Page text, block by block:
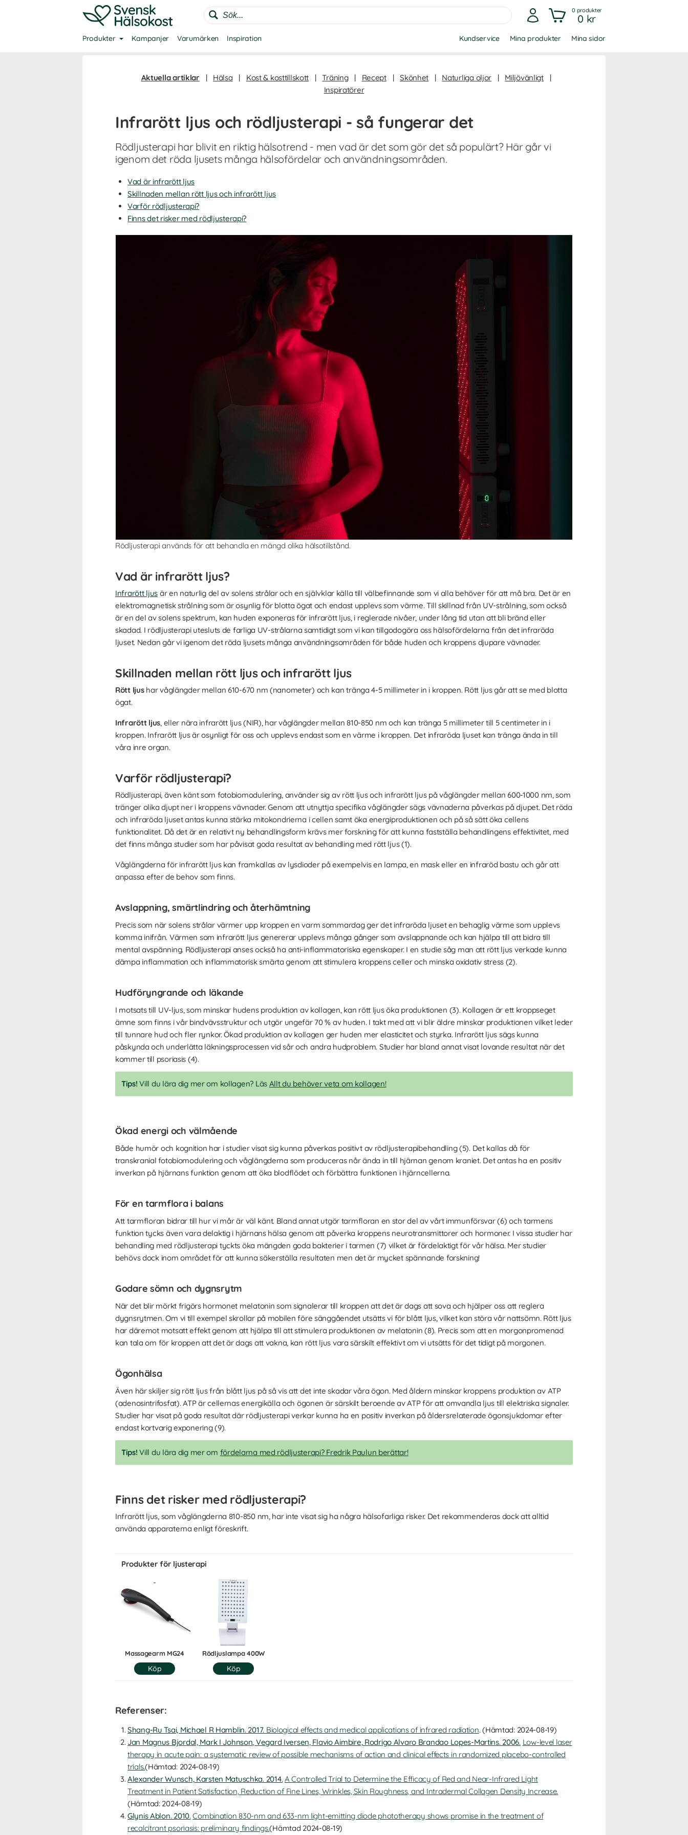
0 produkter
0 kr
Produkter Kampanjer Varumärken Inspiration Kundservice Mina produkter Mina sidor
Aktuella artiklar | Hälsa | Kost & kosttillskott | Träning | Recept | Skönhet | Naturliga oljor | Miljövänligt
|
Inspiratörer
Infrarött ljus och rödljusterapi - så fungerar det
Rödljusterapi har blivit en riktig hälsotrend - men vad är det som gör det så populärt? Här går vi
igenom det röda ljusets många hälsofördelar och användningsområden.
Vad är infrarött ljus
Skillnaden mellan rött ljus och infrarött ljus
Varför rödljusterapi?
Finns det risker med rödljusterapi?
Rödljusterapi används för att behandla en mängd olika hälsotillstånd.
Vad är infrarött ljus?
Infrarött ljus är en naturlig del av solens strålar och en självklar källa till välbefinnande som vi alla behöver för att må bra. Det är en
elektromagnetisk strålning som är osynlig för blotta ögat och endast upplevs som värme. Till skillnad från UV-strålning, som också
är en del av solens spektrum, kan huden exponeras för infrarött ljus, i reglerade nivåer, under lång tid utan att bli bränd eller
skadad. I rödljusterapi utesluts de farliga UV-strålarna samtidigt som vi kan tillgodogöra oss hälsofördelarna från det infraröda
ljuset. Nedan går vi igenom det röda ljusets många användningsområden för både huden och kroppens djupare vävnader.
Skillnaden mellan rött ljus och infrarött ljus
Rött ljushar våglängder mellan 610-670 nm (nanometer) och kan tränga 4-5 millimeter in i kroppen. Rött ljus går att se med blotta
ögat.
Infrarött ljus, eller nära infrarött ljus (NIR), har våglängder mellan 810-850 nm och kan tränga 5 millimeter till 5 centimeter in i
kroppen. Infrarött ljus är osynligt för oss och upplevs endast som en värme i kroppen. Det infraröda ljuset kan tränga ända in till
våra inre organ.
Varför rödljusterapi?
Rödljusterapi, även känt som fotobiomodulering, använder sig av rött ljus och infrarött ljus på våglängder mellan 600-1000 nm, som
tränger olika djupt ner i kroppens vävnader. Genom att utnyttja specifika våglängder sägs vävnaderna påverkas på djupet. Det röda
och infraröda ljuset antas kunna stärka mitokondrierna i cellen samt öka energiproduktionen och på så sätt öka cellens
funktionalitet. Då det är en relativt ny behandlingsform krävs mer forskning för att kunna fastställa behandlingens effektivitet, med
det finns många studier som har påvisat goda resultat av behandling med rött ljus (1).
Våglängderna för infrarött ljus kan framkallas av lysdioder på exempelvis en lampa, en mask eller en infraröd bastu och går att
anpassa efter de behov som finns.
Avslappning, smärtlindring och återhämtning
Precis som när solens strålar värmer upp kroppen en varm sommardag ger det infraröda ljuset en behaglig värme som upplevs
komma inifrån. Värmen som infrarött ljus genererar upplevs många gånger som avslappnande och kan hjälpa till att bidra till
mental avspänning. Rödljusterapi anses också ha anti-inflammatoriska egenskaper. I en studie såg man att rött ljus verkade kunna
dämpa inflammation och inflammatorisk smärta genom att stimulera kroppens celler och minska oxidativ stress (2).
Hudföryngrande och läkande
I motsats till UV-ljus, som minskar hudens produktion av kollagen, kan rött ljus öka produktionen (3). Kollagen är ett kroppseget
ämne som finns i vår bindvävsstruktur och utgör ungefär 70 % av huden. I takt med att vi blir äldre minskar produktionen vilket leder
till tunnare hud och fler rynkor. Ökad produktion av kollagen ger huden mer elasticitet och styrka. Infrarött ljus sägs kunna
påskynda och underlätta läkningsprocessen vid sår och andra hudproblem. Studier har bland annat visat lovande resultat när det
kommer till psoriasis (4).
Tips! Vill du lära dig mer om kollagen? Läs Allt du behöver veta om kollagen!
Ökad energi och välmående
Både humör och kognition har i studier visat sig kunna påverkas positivt av rödljusterapibehandling (5). Det kallas då för
transkranial fotobiomodulering och våglängderna som produceras når ända in till hjärnan genom kraniet. Det antas ha en positiv
inverkan på hjärnans funktion genom att öka blodflödet och förbättra funktionen i hjärncellerna.
För en tarmflora i balans
Att tarmfloran bidrar till hur vi mår är väl känt. Bland annat utgör tarmfloran en stor del av vårt immunförsvar (6) och tarmens
funktion tycks även vara delaktig i hjärnans hälsa genom att påverka kroppens neurotransmittorer och hormoner. I vissa studier har
behandling med rödljusterapi tyckts öka mängden goda bakterier i tarmen (7) vilket är fördelaktigt för vår hälsa. Mer studier
behövs dock inom området för att kunna säkerställa resultaten men det är mycket spännande forskning!
Godare sömn och dygnsrytm
När det blir mörkt frigörs hormonet melatonin som signalerar till kroppen att det är dags att sova och hjälper oss att reglera
dygnsrytmen. Om vi till exempel skrollar på mobilen före sänggåendet utsätts vi för blått ljus, vilket kan störa vår nattsömn. Rött ljus
har däremot motsatt effekt genom att hjälpa till att stimulera produktionen av melatonin (8). Precis som att en morgonpromenad
kan tala om för kroppen att det är dags att vakna, kan rött ljus vara särskilt effektivt om vi utsätts för det tidigt på morgonen.
Ögonhälsa
Även här skiljer sig rött ljus från blått ljus på så vis att det inte skadar våra ögon. Med åldern minskar kroppens produktion av ATP
(adenosintrifosfat). ATP är cellernas energikälla och ögonen är särskilt beroende av ATP för att omvandla ljus till elektriska signaler.
Studier har visat på goda resultat där rödljusterapi verkar kunna ha en positiv inverkan på åldersrelaterade ögonsjukdomar efter
endast kortvarig exponering (9).
Tips! Vill du lära dig mer om fördelarna med rödljusterapi? Fredrik Paulun berättar!
Finns det risker med rödljusterapi?
Infrarött ljus, som våglängderna 810-850 nm, har inte visat sig ha några hälsofarliga risker. Det rekommenderas dock att alltid
använda apparaterna enligt föreskrift.
Produkter för ljusterapi
Massagearm MG24 Rödljuslampa 400W
Referenser:
Shang-Ru Tsai, Michael R Hamblin. 2017. Biological effects and medical applications of infrared radiation. (Hämtad: 2024-08-19)
Jan Magnus Bjordal, Mark I Johnson, Vegard Iversen, Flavio Aimbire, Rodrigo Alvaro Brandao Lopes-Martins. 2006. Low-level laser
therapy in acute pain: a systematic review of possible mechanisms of action and clinical effects in randomized placebo-controlled
trials.(Hämtad: 2024-08-19)
Alexander Wunsch, Karsten Matuschka. 2014.A Controlled Trial to Determine the Efficacy of Red and Near-Infrared Light
Treatment in Patient Satisfaction, Reduction of Fine Lines, Wrinkles, Skin Roughness, and Intradermal Collagen Density Increase.
(Hämtad: 2024-08-19)
Glynis Ablon. 2010.Combination 830-nm and 633-nm light-emitting diode phototherapy shows promise in the treatment of
recalcitrant psoriasis: preliminary findings.(Hämtad 2024-08-19)